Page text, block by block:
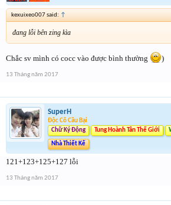
kexuixeo007 said: ↑
đang lỗi bên zing kìa
Chắc sv mình có cocc vào được bình thường )
13 Tháng năm 2017
SuperH
Độc Cô Cầu Bại
Chữ Ký Động
Tung Hoành Tân Thế Giới
Nhà Thiết Kế
121+123+125+127 lỗi
13 Tháng năm 2017